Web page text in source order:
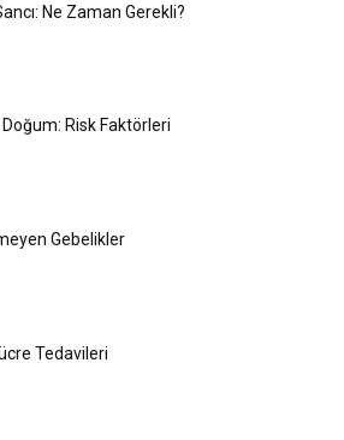
Ne Zaman Gerekli?
Doğum: Risk Faktörleri
Gebelikler
Tedavileri